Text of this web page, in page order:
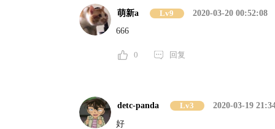
萌新a Lv9
2020-03-20 00:52:08
666
0 回复
detc-panda Lv3
2020-03-19
好